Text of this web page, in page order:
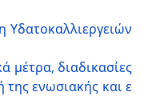
Υδατοκαλλιεργειών
μέτρα, διαδικασίες
ενωσιακής και ε